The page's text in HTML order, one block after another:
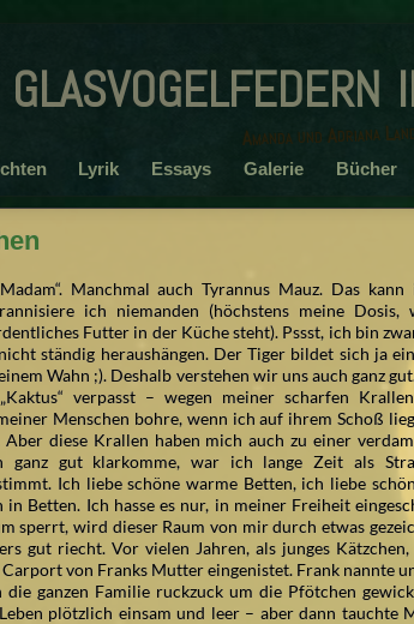
glasvogelfedern
Amanda und Adriana
Lyrik Essays Galerie Bücher
Manchmal auch Tyrannus Mauz. Das
ich niemanden (höchstens meine Dosis,
Futter in der Küche steht). Pssst, ich bin
ständig heraushängen. Der Tiger bildet sich ja
Wahn ;). Deshalb verstehen wir uns auch ganz
verpasst – wegen meiner scharfen
Menschen bohre, wenn ich auf ihrem Schoß
Aber diese Krallen haben mich auch zu einer
ganz gut klarkomme, war ich lange Zeit als
Ich liebe schöne warme Betten, ich liebe
Betten. Ich hasse es nur, in meiner Freiheit
sperrt, wird dieser Raum von mir durch etwas
gut riecht. Vor vielen Jahren, als junges
von Franks Mutter eingenistet. Frank nannte
ganzen Familie ruckzuck um die Pfötchen
plötzlich einsam und leer – aber dann tauchte